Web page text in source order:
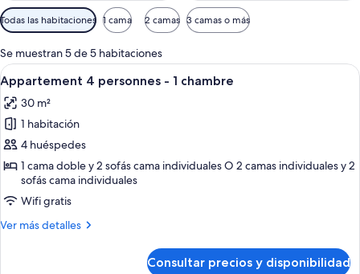
Filtros
disponibles
para
las
habitaciones
Todas las habitaciones 1 cama 2 camas 3 camas o más
Se muestran 5 de 5 habitaciones
Abrir
todas
las
fotos
de
Appartement
personnes
-
Un dormitorio con cama, ventana
7
Appartement 4 personnes - 1 chambre
30 m²
1 habitación
4 huéspedes
1 cama doble y 2 sofás cama individuales O 2 camas individuales y 2
sofás cama individuales
Wifi gratis
Ver más detalles
Más
Consultar precios y disponibilidad